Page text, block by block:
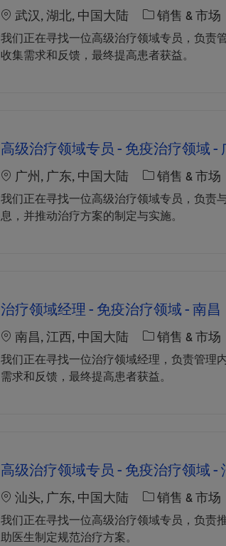
Location
武汉, 湖北, 中国大陆 职位类别
销售 & 市场
我们正在寻找一位高级治疗领域专员，负责
收集需求和反馈，最终提高患者获益。
高级治疗领域专员 - 免疫治疗领域 -
Location
广州, 广东, 中国大陆 职位类别
销售 & 市场
我们正在寻找一位高级治疗领域专员，负责
息，并推动治疗方案的制定与实施。
治疗领域经理 - 免疫治疗领域 - 南昌
Location
南昌, 江西, 中国大陆 职位类别
销售 & 市场
我们正在寻找一位治疗领域经理，负责管理
需求和反馈，最终提高患者获益。
高级治疗领域专员 - 免疫治疗领域 -
Location
汕头, 广东, 中国大陆 职位类别
销售 & 市场
我们正在寻找一位高级治疗领域专员，负责
助医生制定规范治疗方案。